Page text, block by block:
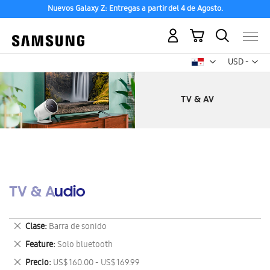
Nuevos Galaxy Z: Entregas a partir del 4 de Agosto.
USD -
dólar
Mi carrito
TV & Audio
Clase Barra de sonido
Eliminar
este
artículo
Feature Solo bluetooth
Eliminar
este
Precio US$ 160.00 - US$ 169.99
Eliminar